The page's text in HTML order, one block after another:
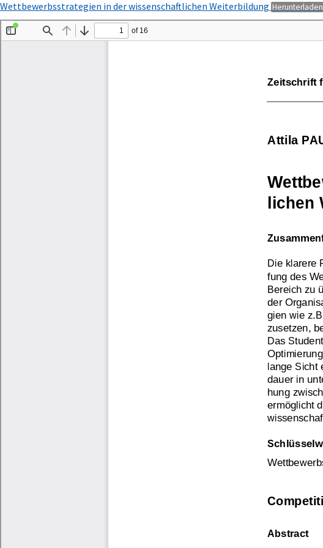
Zu
Artikeldetails
zurückkehren
Wettbewerbsstrategien in der wissenschaftlichen Weiterbildung Herunterladen